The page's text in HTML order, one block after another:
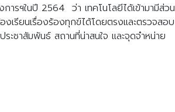
ารฯในปี 2564 ว่า เทคโนโลยีได้เข้ามามีส่วน
เรียนเรื่องร้องทุกข์ได้โดยตรงและตรวจสอบ
ะชาสัมพันธ์ สถานที่น่าสนใจ และจุดจำหน่าย